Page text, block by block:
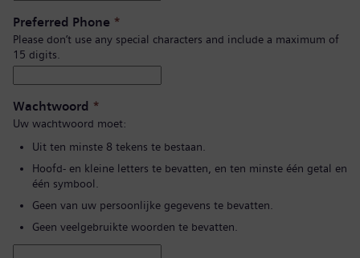
Preferred Phone *
Please don’t use any special characters and include a maximum of
15 digits.
Wachtwoord *
Uw wachtwoord moet:
Uit ten minste 8 tekens te bestaan.
Hoofd- en kleine letters te bevatten, en ten minste één getal en
één symbool.
Geen van uw persoonlijke gegevens te bevatten.
Geen veelgebruikte woorden te bevatten.